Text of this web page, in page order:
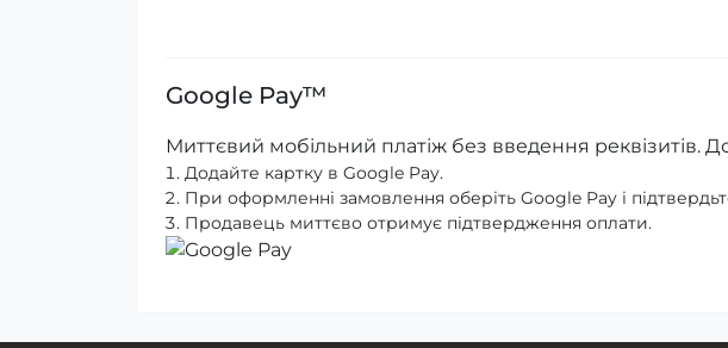
Google Pay™
Миттєвий мобільний платіж без введення реквізитів.
Додайте картку в Google Pay.
При оформленні замовлення оберіть Google Pay і
Продавець миттєво отримує підтвердження оплати.